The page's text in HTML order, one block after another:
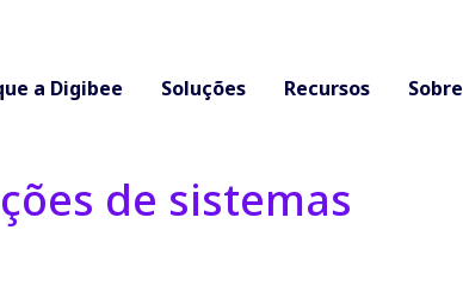
a Digibee Soluções Recursos Sobre
de sistemas